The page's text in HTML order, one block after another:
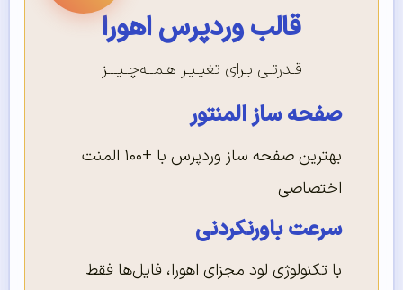
قالب وردپرس اهورا
قـدرتـی بـرای تغیـیـر هـمــه‌چـیـــز
صفحه ساز المنتور
بهترین صفحه ساز وردپرس با +۱۰۰ المنت
اختصاصی
سرعت باورنکردنی
با تکنولوژی لود مجزای اهورا، فایل‌ها فقط